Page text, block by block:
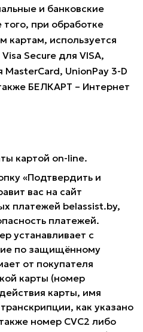
и банковские
при обработке
картам, используется
Secure для VISA,
MasterCard, UnionPay 3-D
БЕЛКАРТ – Интернет
картой on-line.
«Подтвердить и
вас на сайт
платежей belassist.by,
платежей.
устанавливает с
по защищённому
от покупателя
карты (номер
карты, имя
как указано
номер CVC2 либо